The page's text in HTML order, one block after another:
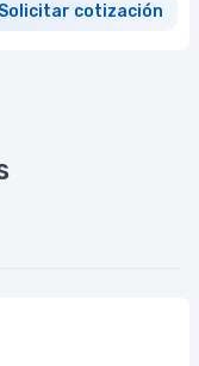
Solicitar cotización